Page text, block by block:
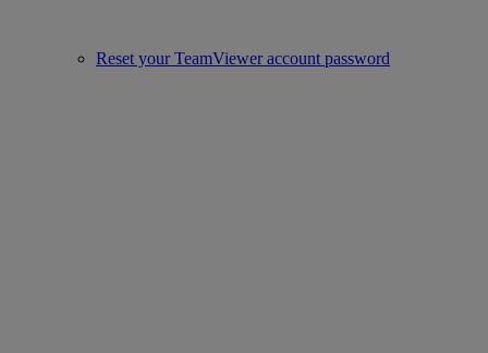
Reset your TeamViewer account password